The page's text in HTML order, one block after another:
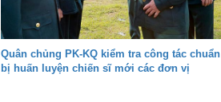
Quân chủng PK-KQ kiểm tra công tác chuẩn
bị huấn luyện chiến sĩ mới các đơn vị